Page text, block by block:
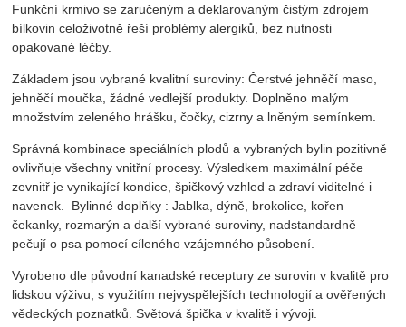
Funkční krmivo se zaručeným a deklarovaným čistým zdrojem
bílkovin celoživotně řeší problémy alergiků, bez nutnosti
opakované léčby.
Základem jsou vybrané kvalitní suroviny: Čerstvé jehněčí maso,
jehněčí moučka, žádné vedlejší produkty. Doplněno malým
množstvím zeleného hrášku, čočky, cizrny a lněným semínkem.
Správná kombinace speciálních plodů a vybraných bylin pozitivně
ovlivňuje všechny vnitřní procesy. Výsledkem maximální péče
zevnitř je vynikající kondice, špičkový vzhled a zdraví viditelné i
navenek. Bylinné doplňky : Jablka, dýně, brokolice, kořen
čekanky, rozmarýn a další vybrané suroviny, nadstandardně
pečují o psa pomocí cíleného vzájemného působení.
Vyrobeno dle původní kanadské receptury ze surovin v kvalitě pro
lidskou výživu, s využitím nejvyspělejších technologií a ověřených
vědeckých poznatků. Světová špička v kvalitě i vývoji.